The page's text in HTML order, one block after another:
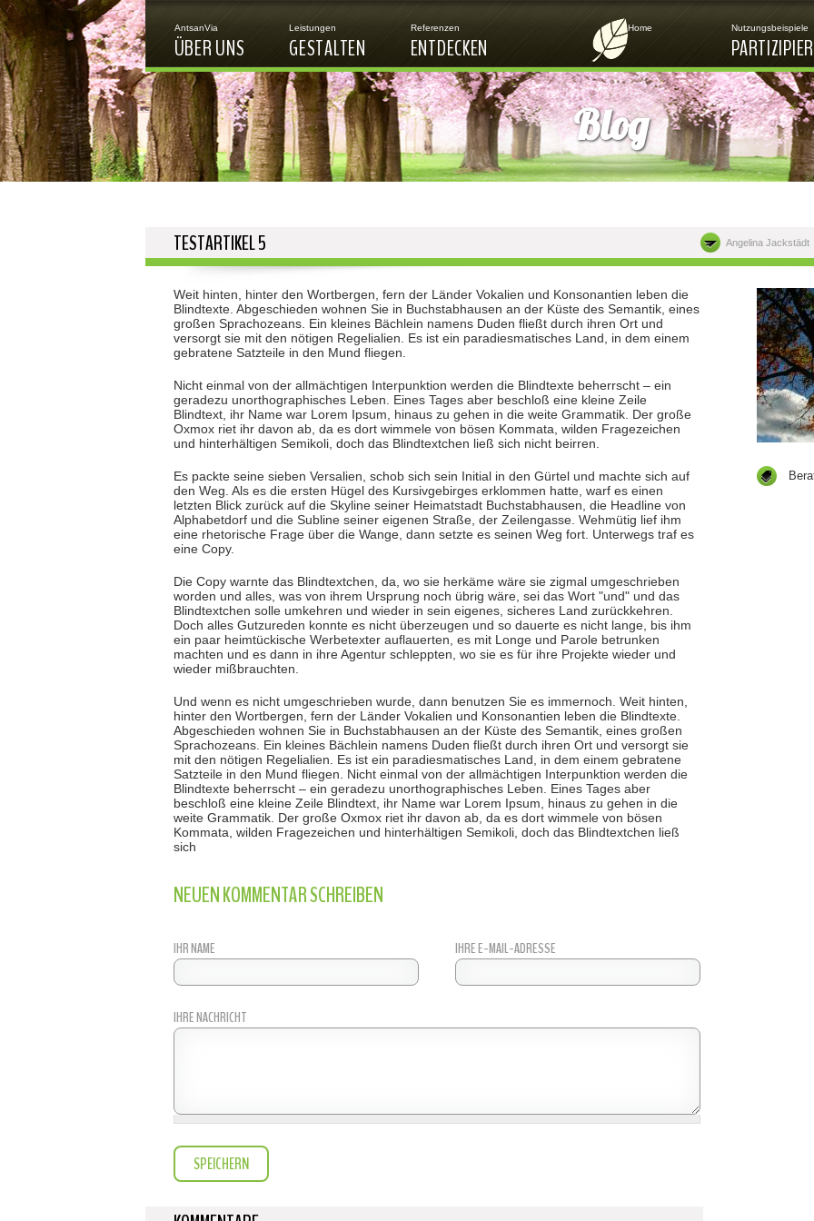
AntsanVia
ÜBER UNS
Leistungen
GESTALTEN
Referenzen
ENTDECKEN
Home Nutzungsbeispiele
Blog
TESTARTIKEL 5 Angelina Jackstädt
Weit hinten, hinter den Wortbergen, fern der Länder Vokalien und Konsonantien leben die
Blindtexte. Abgeschieden wohnen Sie in Buchstabhausen an der Küste des Semantik, eines
großen Sprachozeans. Ein kleines Bächlein namens Duden fließt durch ihren Ort und
versorgt sie mit den nötigen Regelialien. Es ist ein paradiesmatisches Land, in dem einem
gebratene Satzteile in den Mund fliegen.
Nicht einmal von der allmächtigen Interpunktion werden die Blindtexte beherrscht – ein
geradezu unorthographisches Leben. Eines Tages aber beschloß eine kleine Zeile
Blindtext, ihr Name war Lorem Ipsum, hinaus zu gehen in die weite Grammatik. Der große
Oxmox riet ihr davon ab, da es dort wimmele von bösen Kommata, wilden Fragezeichen
und hinterhältigen Semikoli, doch das Blindtextchen ließ sich nicht beirren.
Es packte seine sieben Versalien, schob sich sein Initial in den Gürtel und machte sich auf
den Weg. Als es die ersten Hügel des Kursivgebirges erklommen hatte, warf es einen
letzten Blick zurück auf die Skyline seiner Heimatstadt Buchstabhausen, die Headline von
Alphabetdorf und die Subline seiner eigenen Straße, der Zeilengasse. Wehmütig lief ihm
eine rhetorische Frage über die Wange, dann setzte es seinen Weg fort. Unterwegs traf es
eine Copy.
Die Copy warnte das Blindtextchen, da, wo sie herkäme wäre sie zigmal umgeschrieben
worden und alles, was von ihrem Ursprung noch übrig wäre, sei das Wort "und" und das
Blindtextchen solle umkehren und wieder in sein eigenes, sicheres Land zurückkehren.
Doch alles Gutzureden konnte es nicht überzeugen und so dauerte es nicht lange, bis ihm
ein paar heimtückische Werbetexter auflauerten, es mit Longe und Parole betrunken
machten und es dann in ihre Agentur schleppten, wo sie es für ihre Projekte wieder und
wieder mißbrauchten.
Und wenn es nicht umgeschrieben wurde, dann benutzen Sie es immernoch. Weit hinten,
hinter den Wortbergen, fern der Länder Vokalien und Konsonantien leben die Blindtexte.
Abgeschieden wohnen Sie in Buchstabhausen an der Küste des Semantik, eines großen
Sprachozeans. Ein kleines Bächlein namens Duden fließt durch ihren Ort und versorgt sie
mit den nötigen Regelialien. Es ist ein paradiesmatisches Land, in dem einem gebratene
Satzteile in den Mund fliegen. Nicht einmal von der allmächtigen Interpunktion werden die
Blindtexte beherrscht – ein geradezu unorthographisches Leben. Eines Tages aber
beschloß eine kleine Zeile Blindtext, ihr Name war Lorem Ipsum, hinaus zu gehen in die
weite Grammatik. Der große Oxmox riet ihr davon ab, da es dort wimmele von bösen
Kommata, wilden Fragezeichen und hinterhältigen Semikoli, doch das Blindtextchen ließ
sich
NEUEN KOMMENTAR SCHREIBEN
IHR NAME IHRE E-MAIL-ADRESSE
IHRE NACHRICHT